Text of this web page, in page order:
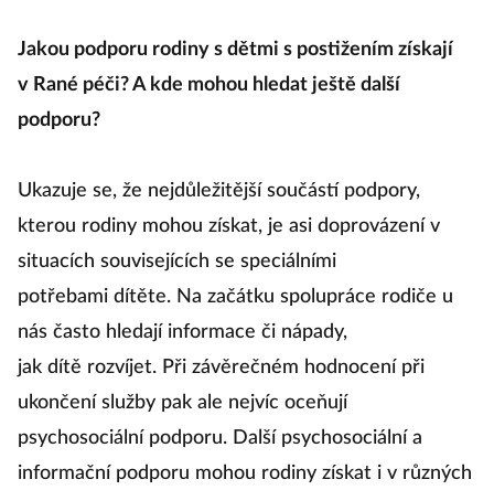
dětí s
postižením?
Jakou podporu rodiny s dětmi s postižením získají
v Rané péči? A kde mohou hledat ještě další
podporu?
Ukazuje se, že nejdůležitější součástí podpory,
kterou rodiny mohou získat, je asi doprovázení v
situacích souvisejících se speciálními
potřebami dítěte. Na začátku spolupráce rodiče u
nás často hledají informace či nápady,
jak dítě rozvíjet. Při závěrečném hodnocení při
ukončení služby pak ale nejvíc oceňují
psychosociální podporu. Další psychosociální a
informační podporu mohou rodiny získat i v různých